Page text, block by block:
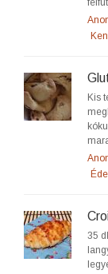
Kis
35